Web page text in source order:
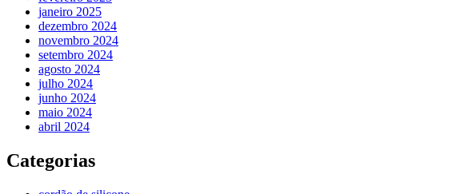
janeiro 2025
dezembro 2024
novembro 2024
setembro 2024
agosto 2024
julho 2024
junho 2024
maio 2024
abril 2024
Categorias